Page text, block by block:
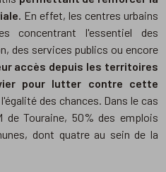
En effet, les centres urbains
concentrant l'essentiel des
des services publics ou encore
accès depuis les territoires
pour lutter contre cette
des chances. Dans le cas
de Touraine, 50% des emplois
dont quatre au sein de la